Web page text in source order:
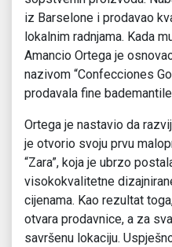
iz Barselone i prodavao
lokalnim radnjama. Kada
Amancio Ortega je
nazivom “Confecciones
prodavala fine
Ortega je nastavio da
je otvorio svoju prvu
“Zara”, koja je ubrzo
visokokvalitetne
cijenama. Kao rezultat
otvara prodavnice, a za
savršenu lokaciju.